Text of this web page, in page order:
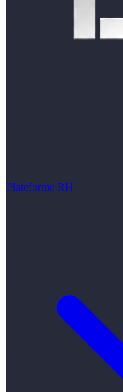
Plateforme RH